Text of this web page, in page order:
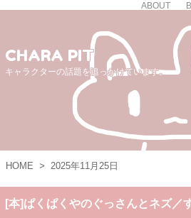
ABOUT
CHARA PIT
キャラクターの話題を追っかけています。
HOME > 2025年11月25日
[本]ぱくぱくやのぐっさんとネズ／